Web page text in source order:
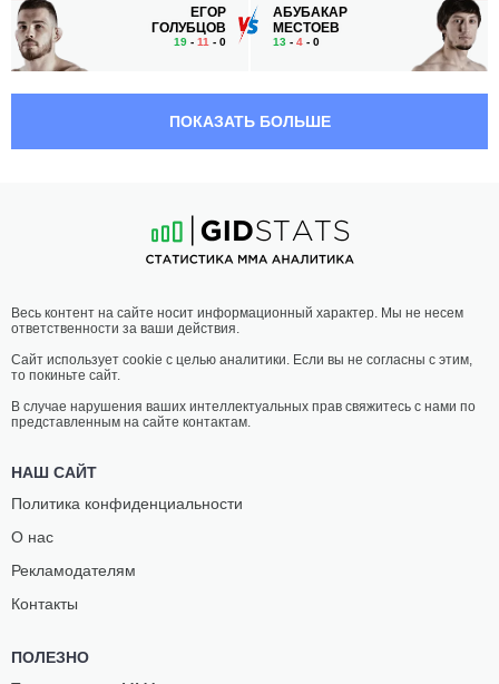
ЕГОР
ГОЛУБЦОВ
19 - 11 - 0
АБУБАКАР
МЕСТОЕВ
13 - 4 - 0
СИЛВА
20-9- 0
19:45 МСК
ЛЕГКИЙ ВЕС 70.3 КГ
ГОРДЕЕВ
ПОКАЗАТЬ БОЛЬШЕ
Весь контент на сайте носит информационный характер. Мы не несем
ответственности за ваши действия.
Сайт использует cookie с целью аналитики. Если вы не согласны с этим,
то покиньте сайт.
В случае нарушения ваших интеллектуальных прав свяжитесь с нами по
представленным на сайте контактам.
НАШ САЙТ
Политика конфиденциальности
О нас
Рекламодателям
Контакты
ПОЛЕЗНО